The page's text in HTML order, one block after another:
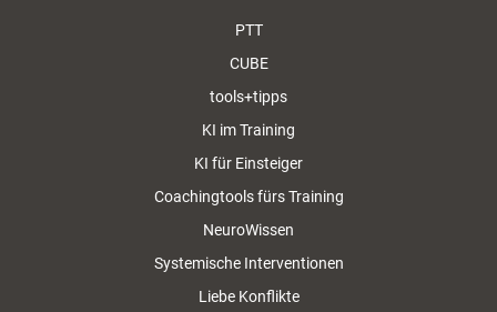
PTT
CUBE
tools+tipps
KI im Training
KI für Einsteiger
Coachingtools fürs Training
NeuroWissen
Systemische Interventionen
Liebe Konflikte